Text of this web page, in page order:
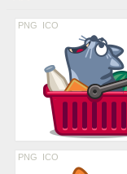
PNG ICO
PNG ICO